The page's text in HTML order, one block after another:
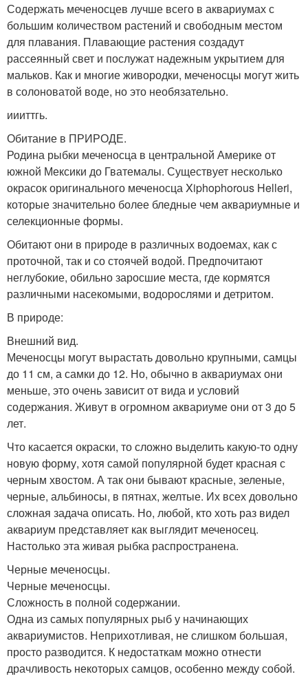
Содержать меченосцев лучше всего в аквариумах с
большим количеством растений и свободным местом
для плавания. Плавающие растения создадут
рассеянный свет и послужат надежным укрытием для
мальков. Как и многие живородки, меченосцы могут жить
в солоноватой воде, но это необязательно.
иииттгь.
Обитание в ПРИРОДЕ.
Родина рыбки меченосца в центральной Америке от
южной Мексики до Гватемалы. Существует несколько
окрасок оригинального меченосца Xiphophorous Helleri,
которые значительно более бледные чем аквариумные и
селекционные формы.
Обитают они в природе в различных водоемах, как с
проточной, так и со стоячей водой. Предпочитают
неглубокие, обильно заросшие места, где кормятся
различными насекомыми, водорослями и детритом.
В природе:
Внешний вид.
Меченосцы могут вырастать довольно крупными, самцы
до 11 см, а самки до 12. Но, обычно в аквариумах они
меньше, это очень зависит от вида и условий
содержания. Живут в огромном аквариуме они от 3 до 5
лет.
Что касается окраски, то сложно выделить какую-то одну
новую форму, хотя самой популярной будет красная с
черным хвостом. А так они бывают красные, зеленые,
черные, альбиносы, в пятнах, желтые. Их всех довольно
сложная задача описать. Но, любой, кто хоть раз видел
аквариум представляет как выглядит меченосец.
Настолько эта живая рыбка распространена.
Черные меченосцы.
Черные меченосцы.
Сложность в полной содержании.
Одна из самых популярных рыб у начинающих
аквариумистов. Неприхотливая, не слишком большая,
просто разводится. К недостаткам можно отнести
драчливость некоторых самцов, особенно между собой.